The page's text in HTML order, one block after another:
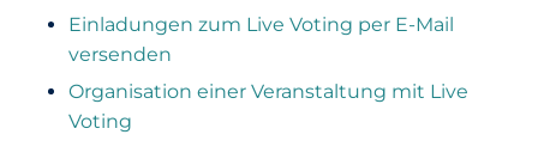
Einladungen zum Live Voting per E-Mail
versenden
Organisation einer Veranstaltung mit Live
Voting